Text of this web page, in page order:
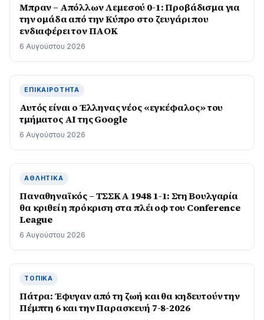
Μπραν – Απόλλων Λεμεσού 0-1: Προβάδισμα για
την ομάδα από την Κύπρο στο ζευγάρι που
ενδιαφέρει τον ΠΑΟΚ
6 Αυγούστου 2026
ΕΠΙΚΑΙΡΌΤΗΤΑ
Αυτός είναι ο Έλληνας νέος «εγκέφαλος» του
τμήματος AI της Google
6 Αυγούστου 2026
ΑΘΛΗΤΙΚΆ
Παναθηναϊκός – ΤΣΣΚΑ 1948 1-1: Στη Βουλγαρία
θα κριθεί η πρόκριση στα πλέι οφ του Conference
League
6 Αυγούστου 2026
ΤΟΠΙΚΆ
Πάτρα: Έφυγαν από τη ζωή και θα κηδευτούν την
Πέμπτη 6 και την Παρασκευή 7-8-2026